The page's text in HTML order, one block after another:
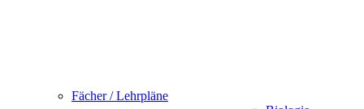
Fächer / Lehrpläne